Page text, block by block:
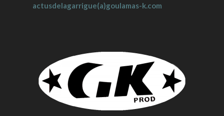
actusdelagarrigue(a)goulamas-k.com